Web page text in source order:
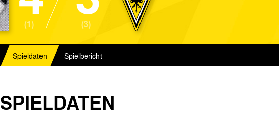
(1) (3)
Spieldaten Spielbericht
SPIELDATEN